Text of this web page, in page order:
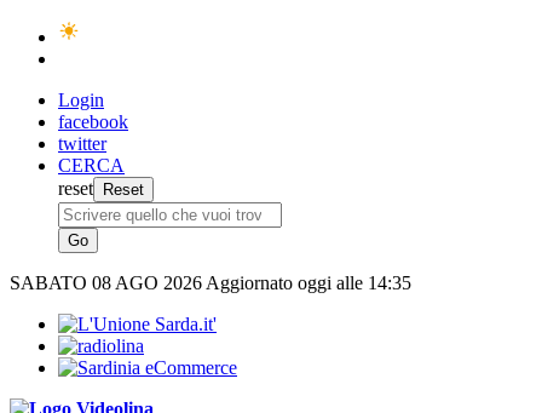
Login
facebook
twitter
CERCA
reset
SABATO 08 AGO 2026 Aggiornato oggi alle 14:35